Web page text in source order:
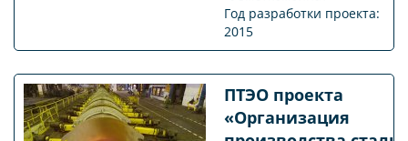
Год разработки проекта:
2015
ПТЭО проекта
«Организация